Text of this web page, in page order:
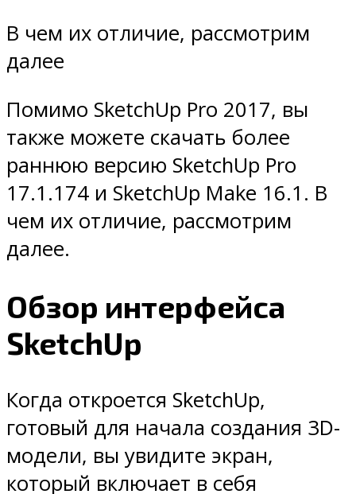
В чем их отличие, рассмотрим
далее
Помимо SketchUp Pro 2017, вы
также можете скачать более
раннюю версию SketchUp Pro
17.1.174 и SketchUp Make 16.1. В
чем их отличие, рассмотрим
далее.
Обзор интерфейса
SketchUp
Когда откроется SketchUp,
готовый для начала создания 3D-
модели, вы увидите экран,
который включает в себя